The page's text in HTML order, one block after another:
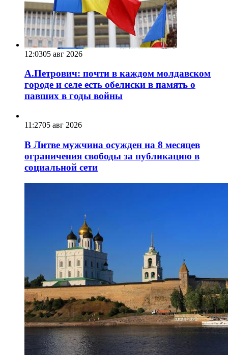
12:0305 авг 2026
А.Петрович: почти в каждом молдавском
городе и селе есть обелиски в память о
павших в годы войны
11:2705 авг 2026
В Литве мужчина осужден на 8 месяцев
ограничения свободы за публикацию в
социальной сети